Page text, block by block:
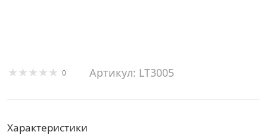
0 Артикул: LT3005
Характеристики